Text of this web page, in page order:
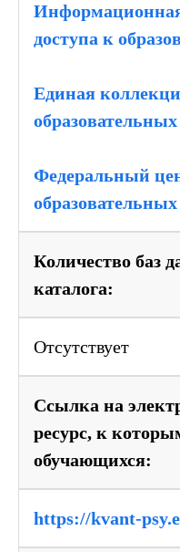
доступа к
Единая
образовательных
Федеральный
образовательных
Количество баз
каталога:
Отсутствует
Ссылка на
ресурс, к
обучающихся:
https://kvant-